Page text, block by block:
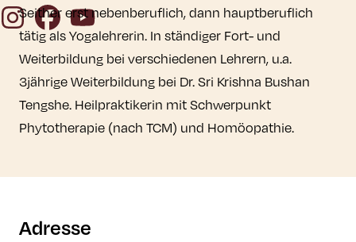
InstagramFacebookYouTube
Seither erst nebenberuflich, dann hauptberuflich
tätig als Yogalehrerin. In ständiger Fort- und
Weiterbildung bei verschiedenen Lehrern, u.a.
3jährige Weiterbildung bei Dr. Sri Krishna Bushan
Tengshe. Heilpraktikerin mit Schwerpunkt
Phytotherapie (nach TCM) und Homöopathie.
Adresse